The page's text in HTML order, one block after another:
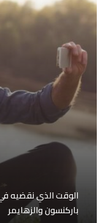
الوقت الذي نقضيه في
باركنسون والزهايمر